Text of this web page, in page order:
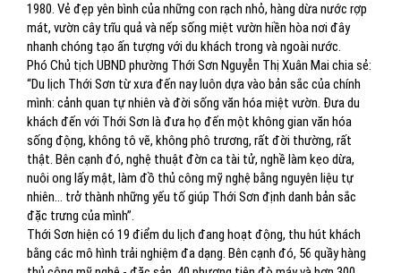
1980. Vẻ đẹp yên bình của những con rạch nhỏ, hàng dừa nước rợp
mát, vườn cây trĩu quả và nếp sống miệt vườn hiền hòa nơi đây
nhanh chóng tạo ấn tượng với du khách trong và ngoài nước.
Phó Chủ tịch UBND phường Thới Sơn Nguyễn Thị Xuân Mai chia sẻ:
“Du lịch Thới Sơn từ xưa đến nay luôn dựa vào bản sắc của chính
mình: cảnh quan tự nhiên và đời sống văn hóa miệt vườn. Đưa du
khách đến với Thới Sơn là đưa họ đến một không gian văn hóa
sống động, không tô vẽ, không phô trương, rất đời thường, rất
thật. Bên cạnh đó, nghệ thuật đờn ca tài tử, nghề làm kẹo dừa,
nuôi ong lấy mật, làm đồ thủ công mỹ nghệ bằng nguyên liệu tự
nhiên… trở thành những yếu tố giúp Thới Sơn định danh bản sắc
đặc trưng của mình”.
Thới Sơn hiện có 19 điểm du lịch đang hoạt động, thu hút khách
bằng các mô hình trải nghiệm đa dạng. Bên cạnh đó, 56 quầy hàng